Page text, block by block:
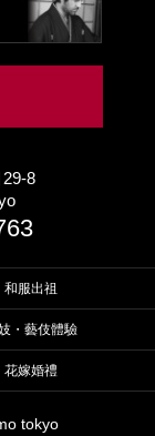
8
和服出祖
・藝伎體驗
花嫁婚禮
tokyo